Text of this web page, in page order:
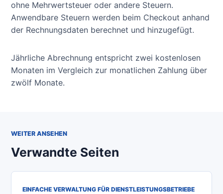
ohne Mehrwertsteuer oder andere Steuern.
Anwendbare Steuern werden beim Checkout anhand
der Rechnungsdaten berechnet und hinzugefügt.
Jährliche Abrechnung entspricht zwei kostenlosen
Monaten im Vergleich zur monatlichen Zahlung über
zwölf Monate.
WEITER ANSEHEN
Verwandte Seiten
EINFACHE VERWALTUNG FÜR DIENSTLEISTUNGSBETRIEBE